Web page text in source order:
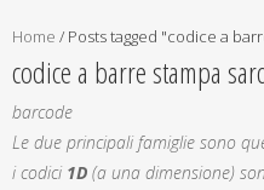
Home / Posts tagged "codice a
codice a barre stampa
barcode
Le due principali famiglie sono
i codici 1D (a una dimensione)